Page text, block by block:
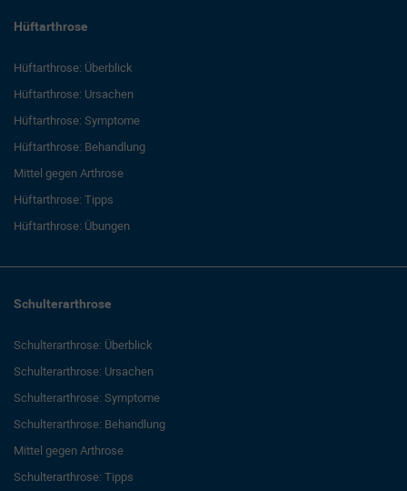
Hüftarthrose
Hüftarthrose: Überblick
Hüftarthrose: Ursachen
Hüftarthrose: Symptome
Hüftarthrose: Behandlung
Mittel gegen Arthrose
Hüftarthrose: Tipps
Hüftarthrose: Übungen
Schulterarthrose
Schulterarthrose: Überblick
Schulterarthrose: Ursachen
Schulterarthrose: Symptome
Schulterarthrose: Behandlung
Mittel gegen Arthrose
Schulterarthrose: Tipps